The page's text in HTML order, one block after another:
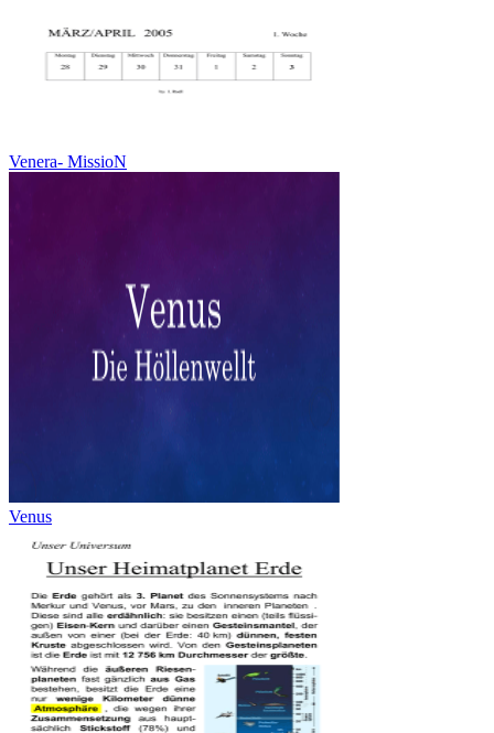
Venera- MissioN
Venus